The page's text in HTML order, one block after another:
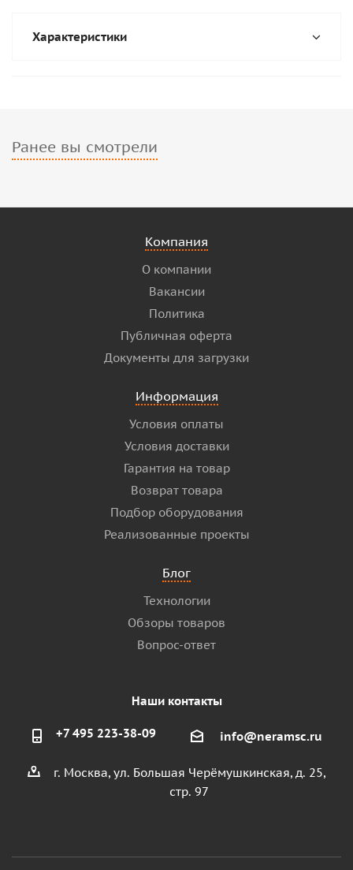
Характеристики
Ранее вы смотрели
Компания
О компании
Вакансии
Политика
Публичная оферта
Документы для загрузки
Информация
Условия оплаты
Условия доставки
Гарантия на товар
Возврат товара
Подбор оборудования
Реализованные проекты
Блог
Технологии
Обзоры товаров
Вопрос-ответ
Наши контакты
+7 495 223-38-09 info@neramsc.ru
г. Москва, ул. Большая Черёмушкинская, д. 25,
стр. 97